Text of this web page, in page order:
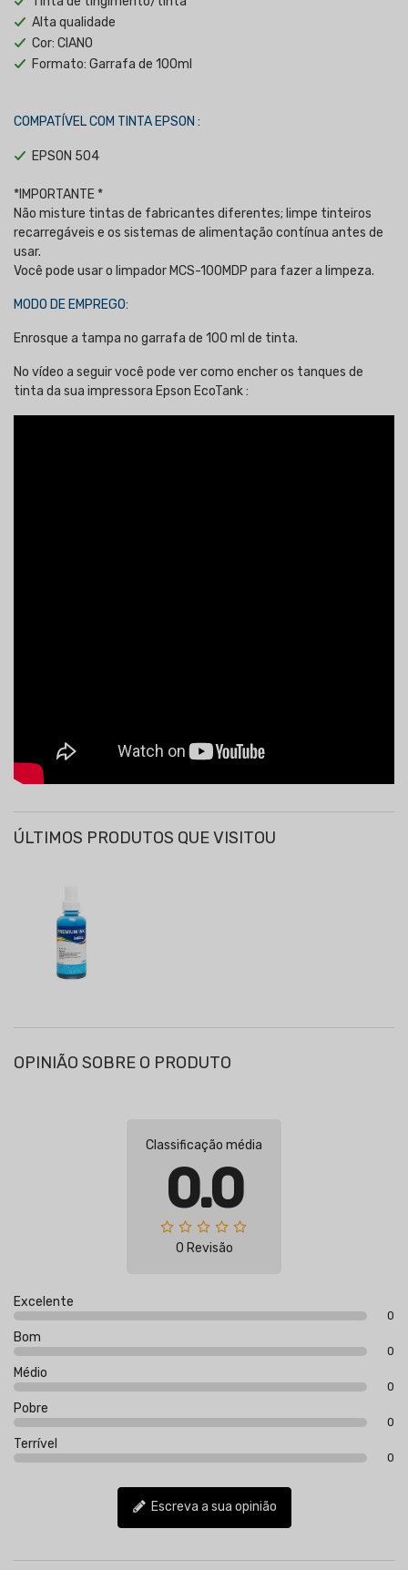
Alta qualidade
Cor: CIANO
Formato: Garrafa de 100ml
COMPATÍVEL COM TINTA EPSON :
EPSON 504
*IMPORTANTE *
Não misture tintas de fabricantes diferentes; limpe tinteiros
recarregáveis e os sistemas de alimentação contínua antes de
usar.
Você pode usar o limpador MCS-100MDP para fazer a limpeza.
MODO DE EMPREGO:
Enrosque a tampa no garrafa de 100 ml de tinta.
No vídeo a seguir você pode ver como encher os tanques de
tinta da sua impressora Epson EcoTank :
ÚLTIMOS PRODUTOS QUE VISITOU
OPINIÃO SOBRE O PRODUTO
Classificação média
0.0
0 Revisão
Excelente
0
Bom
0
Médio
0
Pobre
0
Terrível
0
Escreva a sua opinião